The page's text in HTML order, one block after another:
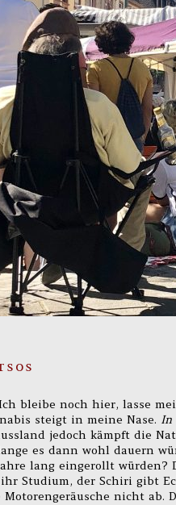
bleibe noch hier, lasse
steigt in meine Nase. In
jedoch kämpft die
es dann wohl dauern
lang eingerollt würden?
Studium, der Schiri gibt
nicht ab.